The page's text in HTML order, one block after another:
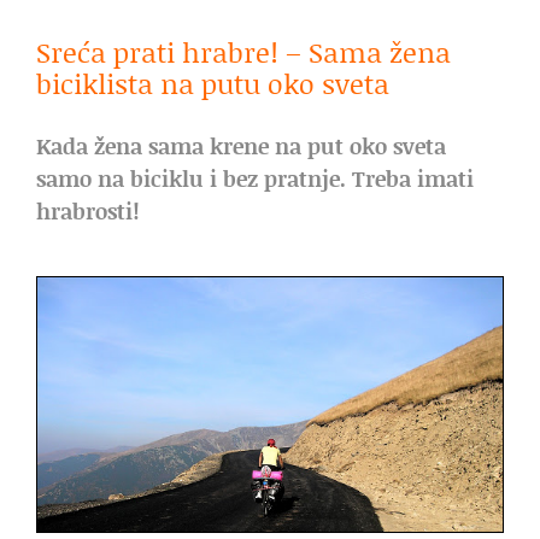
Sreća prati hrabre! – Sama žena
biciklista na putu oko sveta
Kada žena sama krene na put oko sveta
samo na biciklu i bez pratnje. Treba imati
hrabrosti!